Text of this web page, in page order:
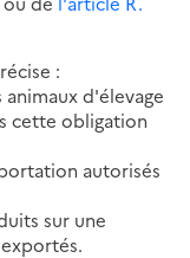
:
d'élevage
cette obligation
autorisés
sur une